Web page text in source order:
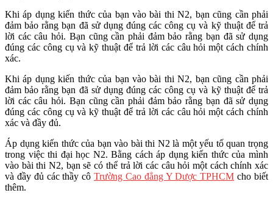
Khi áp dụng kiến thức của bạn vào bài thi N2, bạn cũng cần phải
đảm bảo rằng bạn đã sử dụng đúng các công cụ và kỹ thuật để trả
lời các câu hỏi. Bạn cũng cần phải đảm bảo rằng bạn đã sử dụng
đúng các công cụ và kỹ thuật để trả lời các câu hỏi một cách chính
xác.
Khi áp dụng kiến thức của bạn vào bài thi N2, bạn cũng cần phải
đảm bảo rằng bạn đã sử dụng đúng các công cụ và kỹ thuật để trả
lời các câu hỏi. Bạn cũng cần phải đảm bảo rằng bạn đã sử dụng
đúng các công cụ và kỹ thuật để trả lời các câu hỏi một cách chính
xác và đầy đủ.
Áp dụng kiến thức của bạn vào bài thi N2 là một yếu tố quan trọng
trong việc thi đại học N2. Bằng cách áp dụng kiến thức của mình
vào bài thi N2, bạn sẽ có thể trả lời các câu hỏi một cách chính xác
và đầy đủ các thầy côTrường Cao đẳng Y Dược TPHCM cho biết
thêm.